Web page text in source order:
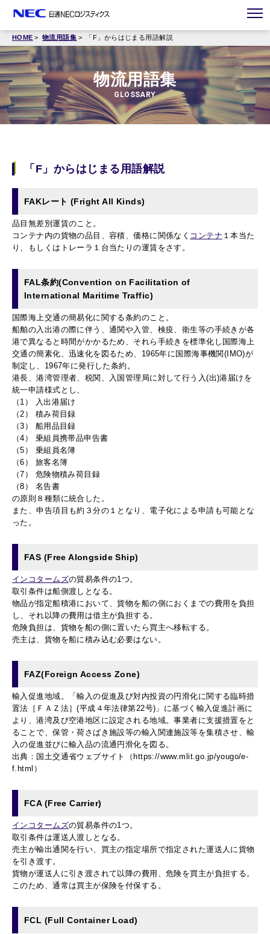
HOME 物流用語集 「F」からはじまる用語解説
物流用語集
GLOSSARY
「F」からはじまる用語解説
FAKレート (Fright All Kinds)
品目無差別運賃のこと。
コンテナ内の貨物の品目、容積、価格に関係なく コンテナ １本当た
り、もしくはトレーラ１台当たりの運賃をさす。
FAL条約(Convention on Facilitation of
International Maritime Traffic)
国際海上交通の簡易化に関する条約のこと。
船舶の入出港の際に伴う、通関や入管、検疫、衛生等の手続きが各
港で異なると時間がかかるため、それら手続きを標準化し国際海上
交通の簡素化、迅速化を図るため、1965年に国際海事機関(IMO)が
制定し、1967年に発行した条約。
港長、港湾管理者、税関、入国管理局に対して行う入(出)港届けを
統一申請様式とし、
（1） 入出港届け
（2） 積み荷目録
（3） 船用品目録
（4） 乗組員携帯品申告書
（5） 乗組員名簿
（6） 旅客名簿
（7） 危険物積み荷目録
（8） 名告書
の原則８種類に統合した。
また、申告項目も約３分の１となり、電子化による申請も可能とな
った。
FAS (Free Alongside Ship)
インコタームズの貿易条件の1つ。
取引条件は船側渡しとなる。
物品が指定船積港において、貨物を船の側におくまでの費用を負担
し、 それ以降の費用は借主が負担する。
危険負担は、貨物を船の側に置いたら買主へ移転する。
売主は、貨物を船に積み込む必要はない。
FAZ(Foreign Access Zone)
輸入促進地域。「輸入の促進及び対内投資の円滑化に関する臨時措
置法［ＦＡＺ法］(平成４年法律第22号)」に基づく輸入促進計画に
より、港湾及び空港地区に設定される地域。事業者に支援措置をと
ることで、保管・荷さばき施設等の輸入関連施設等を集積させ、輸
入の促進並びに輸入品の流通円滑化を図る。
出典：国土交通省ウェブサイト（https://www.mlit.go.jp/yougo/e-
f.html）
FCA (Free Carrier)
インコタームズの貿易条件の1つ。
取引条件は運送人渡しとなる。
売主が輸出通関を行い、 買主の指定場所で指定された運送人に貨物
を引き渡す。
貨物が運送人に引き渡されて以降の費用、危険を買主が負担する。
このため、通常は買主が保険を付保する。
FCL (Full Container Load)